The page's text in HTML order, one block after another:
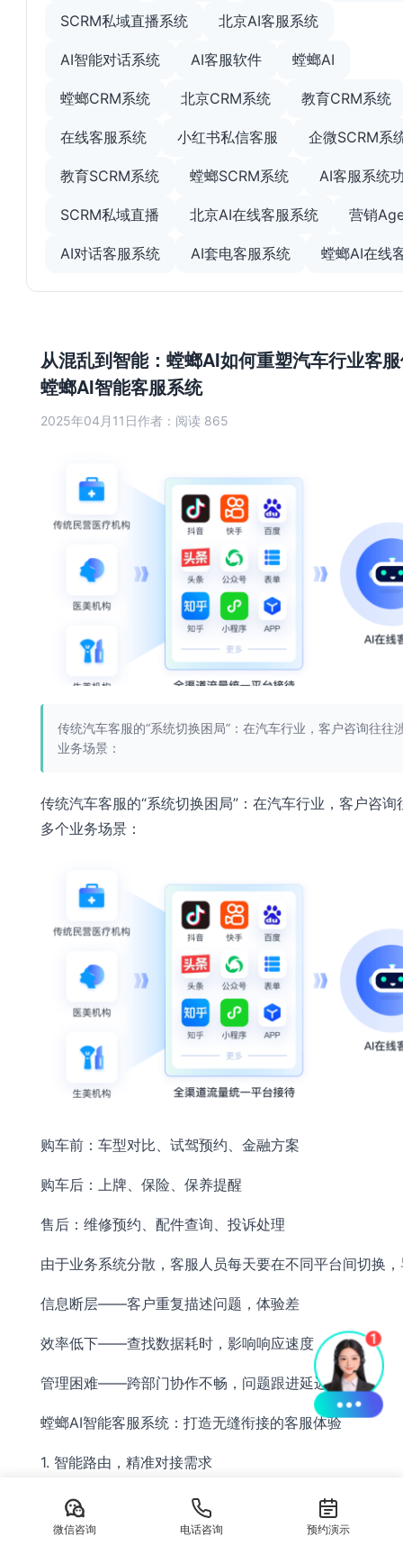
从混乱到智能：螳螂AI如何重塑汽车行业客
螳螂AI智能客服系统
2025年04月11日作者： 阅读 865
传统汽车客服的“系统切换困局”：在汽车行业，客户咨询往往
业务场景：
传统汽车客服的“系统切换困局”：在汽车行业，客户咨询
多个业务场景：
购车前：车型对比、试驾预约、金融方案
购车后：上牌、保险、保养提醒
售后：维修预约、配件查询、投诉处理
由于业务系统分散，客服人员每天要在不同平台间切换
信息断层——客户重复描述问题，体验差
效率低下——查找数据耗时，影响响应速度
管理困难——跨部门协作不畅，问题跟进延迟
螳螂AI智能客服系统：打造无缝衔接的客服体验
1. 智能路由，精准对接需求
AI自动识别客户咨询类型（售前/售后/金融）
SCRM私域直播系统 北京AI客服系统
AI智能对话系统 AI客服软件 螳螂AI
螳螂CRM系统 北京CRM系统 教育CRM系统
在线客服系统 小红书私信客服 企微SCRM系
教育SCRM系统 螳螂SCRM系统 AI客服系统
SCRM私域直播 北京AI在线客服系统 营销
AI对话客服系统 AI套电客服系统 螳螂AI在线
微信咨询 电话咨询 预约演示